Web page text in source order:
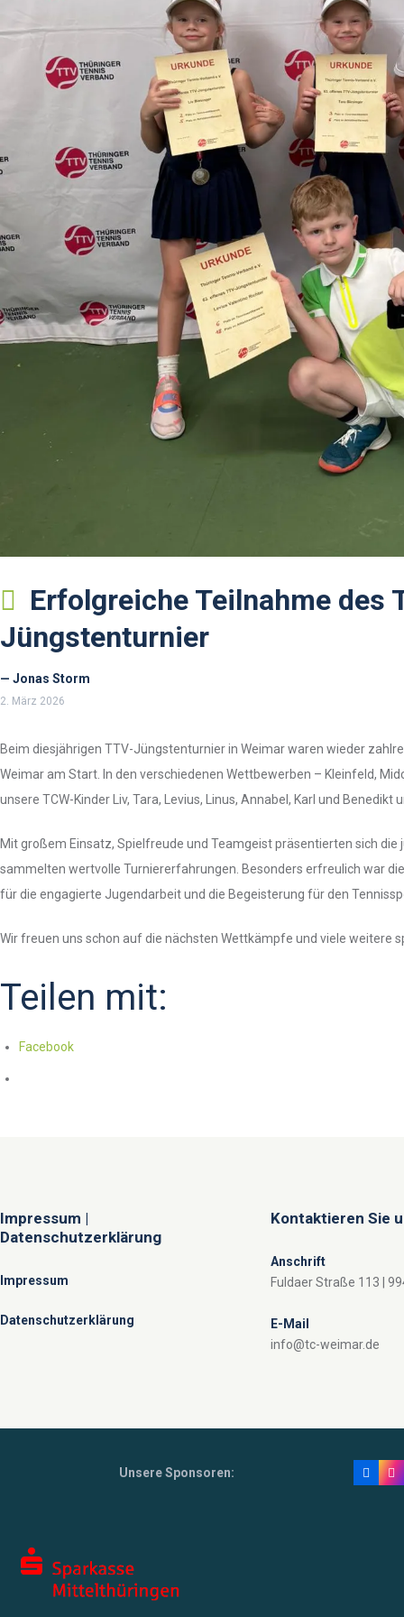
Erfolgreiche Teilnahme des
Jüngstenturnier
— Jonas Storm
2. März 2026
Beim diesjährigen TTV-Jüngstenturnier in Weimar waren wieder
Weimar am Start. In den verschiedenen Wettbewerben – Kleinfeld,
unsere TCW-Kinder Liv, Tara, Levius, Linus, Annabel, Karl und
Mit großem Einsatz, Spielfreude und Teamgeist präsentierten sich
sammelten wertvolle Turniererfahrungen. Besonders erfreulich war
für die engagierte Jugendarbeit und die Begeisterung für den
Wir freuen uns schon auf die nächsten Wettkämpfe und viele weitere
Teilen mit:
Facebook
Impressum |
Datenschutzerklärung
Impressum
Datenschutzerklärung
Kontaktieren Sie
Anschrift
Fuldaer Straße 113 |
E-Mail
info@tc-weimar.de
Unsere Sponsoren: